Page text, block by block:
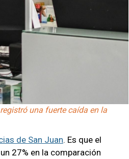
una fuerte caída en la
de San Juan. Es que el
27% en la comparación